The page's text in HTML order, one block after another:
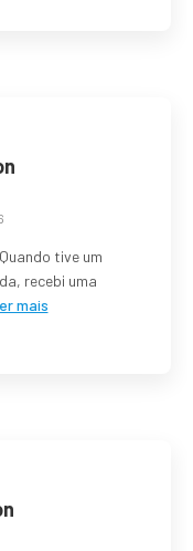
tive um
recebi uma
mais